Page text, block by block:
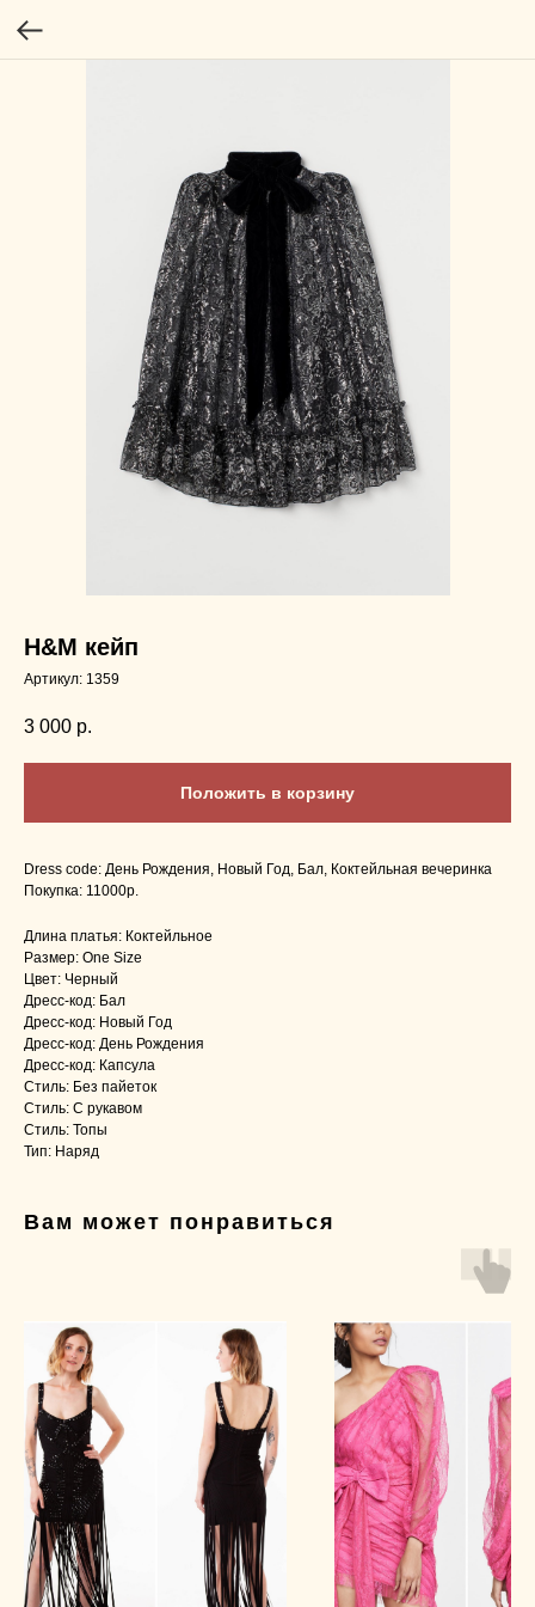
H&M кейп
Артикул: 1359
3 000 р.
Положить в корзину
Dress code: День Рождения, Новый Год, Бал, Коктейльная вечеринка
Покупка: 11000р.
Длина платья: Коктейльное
Размер: One Size
Цвет: Черный
Дресс-код: Бал
Дресс-код: Новый Год
Дресс-код: День Рождения
Дресс-код: Капсула
Стиль: Без пайеток
Стиль: С рукавом
Стиль: Топы
Тип: Наряд
Вам может понравиться